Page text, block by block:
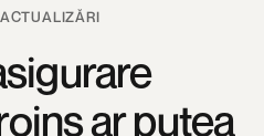
ar putea